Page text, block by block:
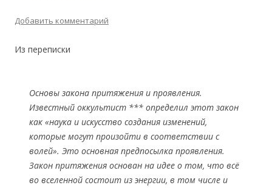
Добавить комментарий
Из переписки
Основы закона притяжения и проявления.
Известный оккультист *** определил этот закон
как «наука и искусство создания изменений,
которые могут произойти в соответствии с
волей». Это основная предпосылка проявления.
Закон притяжения основан на идее о том, что всё
во вселенной состоит из энергии, в том числе и